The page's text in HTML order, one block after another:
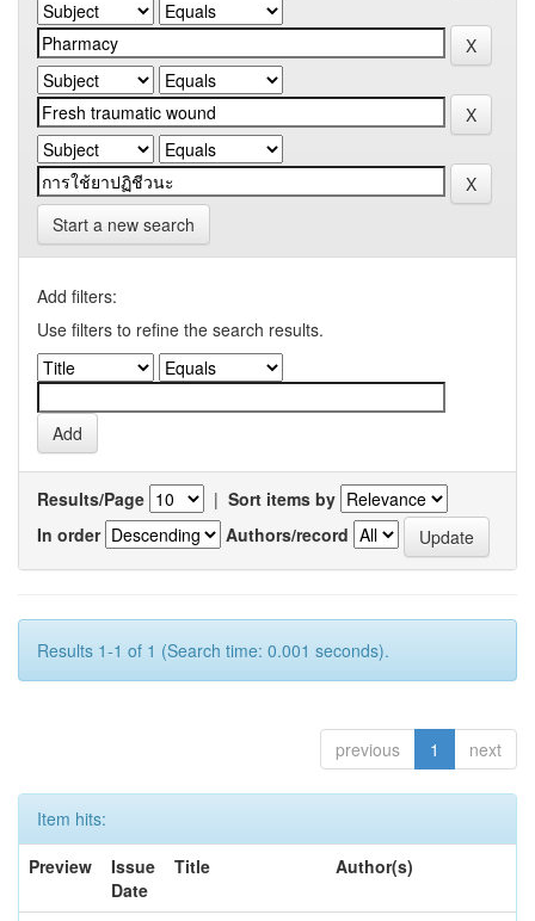
Start a new search
Add filters:
Use filters to refine the search results.
Results/Page | Sort items by
In order
Authors/record
Results 1-1 of 1 (Search time: 0.001 seconds).
previous 1 next
Item hits:
Preview
Issue
Date
Title Author(s)